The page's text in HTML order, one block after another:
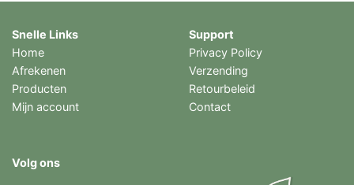
Snelle Links
Home
Afrekenen
Producten
Mijn account
Support
Privacy Policy
Verzending
Retourbeleid
Contact
Volg ons